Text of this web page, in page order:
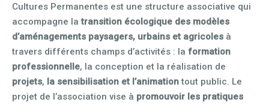
Cultures Permanentes est une structure associative qui
accompagne latransition écologique des modèles
d’aménagements paysagers, urbains et agricoles à
travers différents champs d’activités : la formation
professionnelle, la conception et la réalisation de
projets, la sensibilisation et l’animationtout public. Le
projet de l’association vise à promouvoir les pratiques